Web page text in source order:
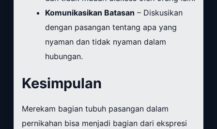
Komunikasikan Batasan – Diskusikan
dengan pasangan tentang apa yang
nyaman dan tidak nyaman dalam
hubungan.
Kesimpulan
Merekam bagian tubuh pasangan dalam
pernikahan bisa menjadi bagian dari ekspresi